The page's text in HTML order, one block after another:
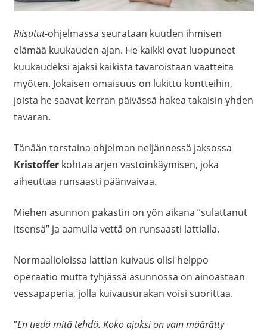
Riisutut-ohjelmassa seurataan kuuden ihmisen
elämää kuukauden ajan. He kaikki ovat luopuneet
kuukaudeksi ajaksi kaikista tavaroistaan vaatteita
myöten. Jokaisen omaisuus on lukittu kontteihin,
joista he saavat kerran päivässä hakea takaisin yhden
tavaran.
Tänään torstaina ohjelman neljännessä jaksossa
Kristofferkohtaa arjen vastoinkäymisen, joka
aiheuttaa runsaasti päänvaivaa.
Miehen asunnon pakastin on yön aikana ”sulattanut
itsensä” ja aamulla vettä on runsaasti lattialla.
Normaalioloissa lattian kuivaus olisi helppo
operaatio mutta tyhjässä asunnossa on ainoastaan
vessapaperia, jolla kuivausurakan voisi suorittaa.
”En tiedä mitä tehdä. Koko ajaksi on vain määrätty